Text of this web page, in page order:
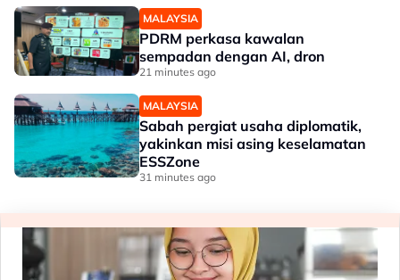
MALAYSIA
PDRM perkasa kawalan
sempadan dengan AI, dron
21 minutes ago
MALAYSIA
Sabah pergiat usaha diplomatik,
yakinkan misi asing keselamatan
ESSZone
31 minutes ago